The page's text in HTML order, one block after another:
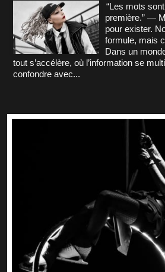
“Les mots
première.” —
pour exister.
formule, mais
Dans un
tout s’accélère, où l’information se
confondre avec...